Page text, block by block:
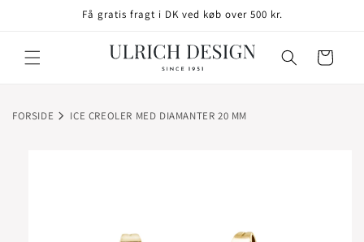
Få gratis fragt i DK ved køb over 500 kr.
Indkøbskurv
FORSIDE ICE CREOLER MED DIAMANTER 20 MM